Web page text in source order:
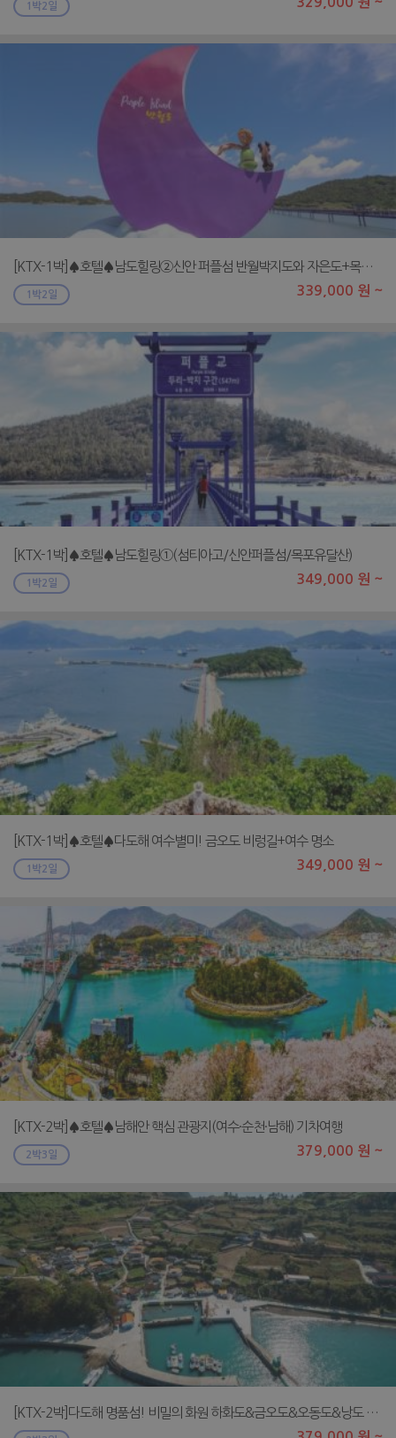
1박2일
[KTX-1박]♠호텔♠남도힐링②신안 퍼플섬 반월박지도와 자은도+목포명소
1박2일 339,000 원 ~
[KTX-1박]♠호텔♠남도힐링①(섬티아고/신안퍼플섬/목포유달산)
1박2일 349,000 원 ~
[KTX-1박]♠호텔♠다도해 여수별미! 금오도 비렁길+여수 명소
1박2일 349,000 원 ~
[KTX-2박]♠호텔♠남해안 핵심 관광지(여수·순천·남해) 기차여행
2박3일 379,000 원 ~
[KTX-2박]다도해 명품섬! 비밀의 화원 하화도&금오도&오동도&낭도 4도 탐방